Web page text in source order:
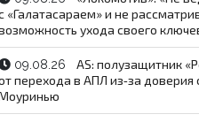
«Галатасараем» и не
ухода своего
09.08.26
AS: полузащитник
перехода в АПЛ из‑за доверия